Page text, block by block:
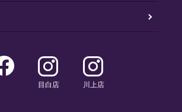
目白店 川上店